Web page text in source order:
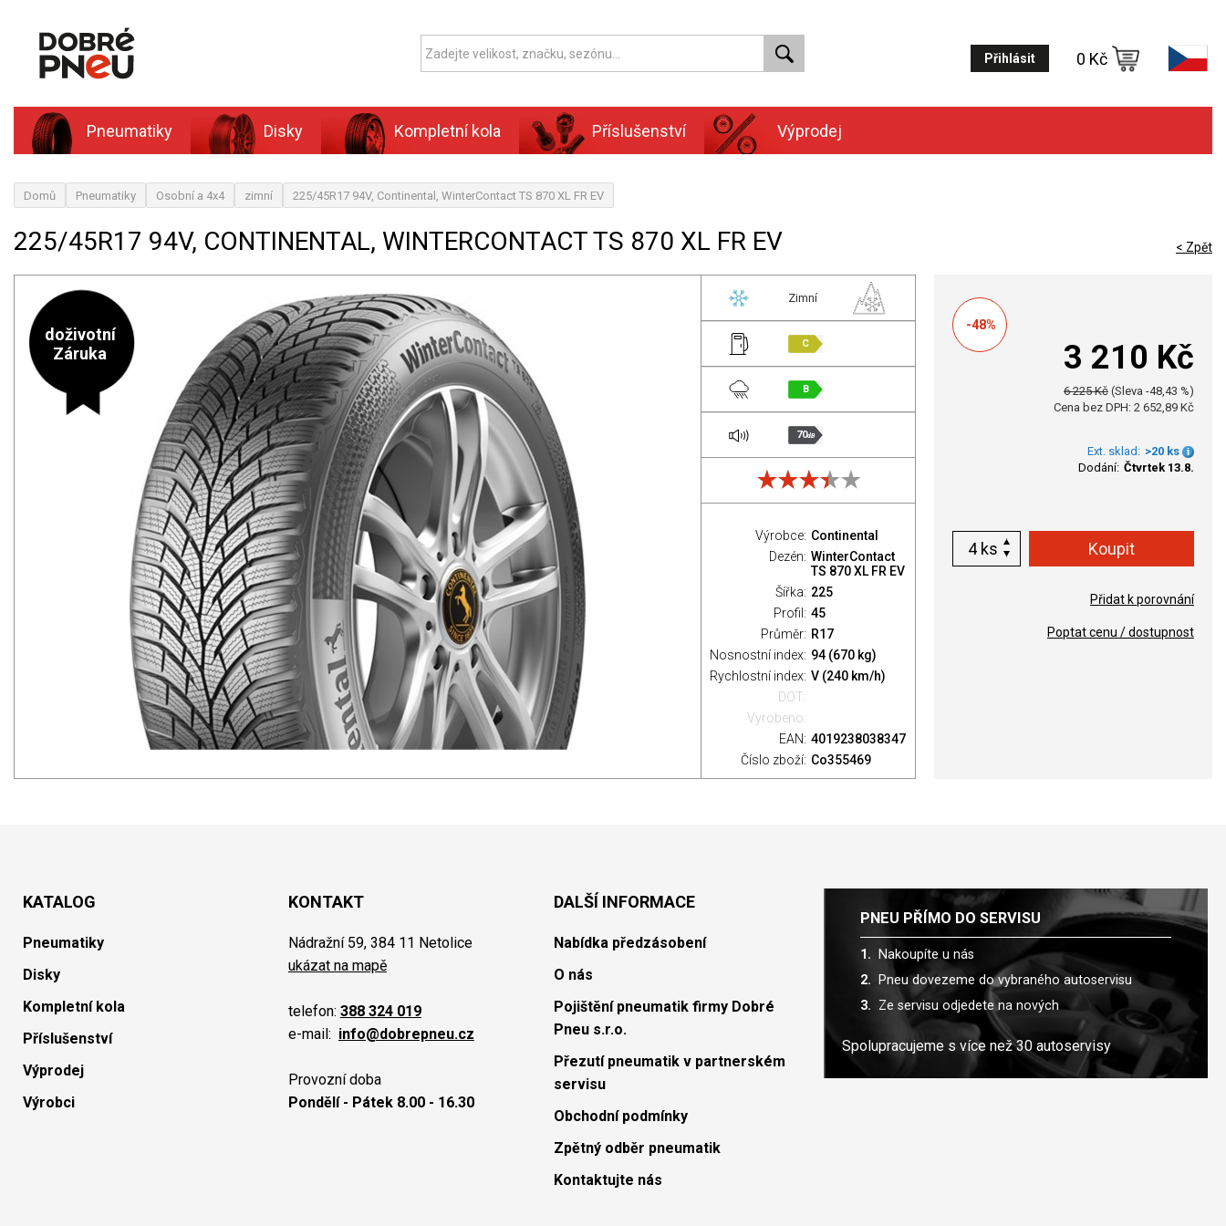
Přihlásit 0 Kč
Pneumatiky Disky Kompletní kola Příslušenství Výprodej
Domů Pneumatiky Osobní a 4x4 zimní 225/45R17 94V, Continental, WinterContact TS 870 XL FR EV
225/45R17 94V, CONTINENTAL, WINTERCONTACT TS 870 XL FR EV < Zpět
doživotní
Záruka
Zimní
C
B
70dB
Výrobce: Continental
Dezén: WinterContact
TS 870 XL FR EV
Šířka: 225
Profil: 45
Průměr: R17
Nosnostní index: 94 (670 kg)
Rychlostní index: V (240 km/h)
DOT:
Vyrobeno:
EAN: 4019238038347
Číslo zboží: Co355469
-48%
3 210 Kč
6 225 Kč (Sleva -48,43 %)
Cena bez DPH: 2 652,89 Kč
Ext. sklad: >20 ks
Dodání: Čtvrtek 13.8.
ks
Přidat k porovnání
Poptat cenu / dostupnost
KATALOG
Pneumatiky
Disky
Kompletní kola
Příslušenství
Výprodej
Výrobci
KONTAKT
Nádražní 59, 384 11 Netolice
ukázat na mapě
telefon: 388 324 019
e-mail: info@dobrepneu.cz
Provozní doba
Pondělí - Pátek 8.00 - 16.30
DALŠÍ INFORMACE
Nabídka předzásobení
O nás
Pojištění pneumatik firmy Dobré
Pneu s.r.o.
Přezutí pneumatik v partnerském
servisu
Obchodní podmínky
Zpětný odběr pneumatik
Kontaktujte nás
PNEU PŘÍMO DO SERVISU
Nakoupíte u nás
Pneu dovezeme do vybraného autoservisu
Ze servisu odjedete na nových
Spolupracujeme s více než 30 autoservisy